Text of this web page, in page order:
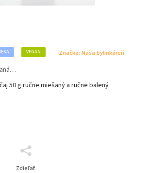
VEGAN Značka: Naša bylinkáreň
50 g ručne miešaný a ručne balený
Zdieľať